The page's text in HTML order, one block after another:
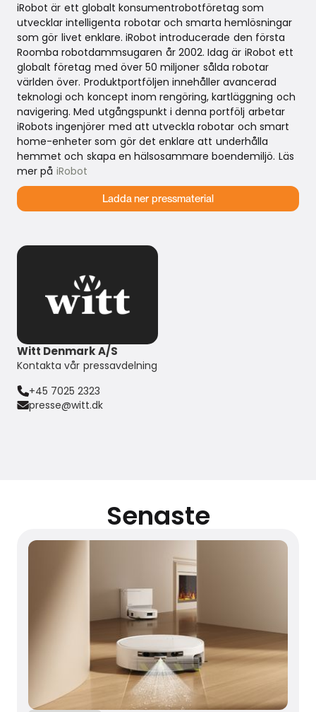
iRobot är ett globalt konsumentrobotföretag som
utvecklar intelligenta robotar och smarta hemlösningar
som gör livet enklare. iRobot introducerade den första
Roomba robotdammsugaren år 2002. Idag är iRobot ett
globalt företag med över 50 miljoner sålda robotar
världen över. Produktportföljen innehåller avancerad
teknologi och koncept inom rengöring, kartläggning och
navigering. Med utgångspunkt i denna portfölj arbetar
iRobots ingenjörer med att utveckla robotar och smart
home-enheter som gör det enklare att underhålla
hemmet och skapa en hälsosammare boendemiljö. Läs
mer på iRobot
Ladda ner pressmaterial
Witt Denmark A/S
Kontakta vår pressavdelning
+45 7025 2323
presse@witt.dk
Senaste